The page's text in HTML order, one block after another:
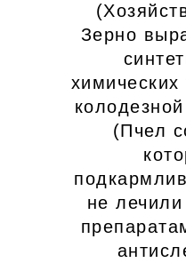
Зерно
(Пчел
не